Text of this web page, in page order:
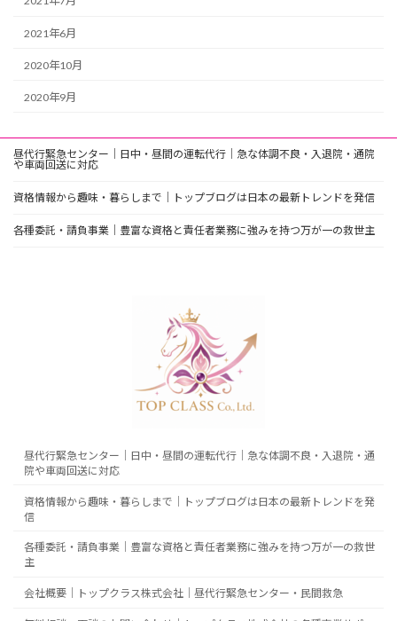
2021年6月
2020年10月
2020年9月
昼代行緊急センター｜日中・昼間の運転代行｜急な体調不良・入退院・通院
や車両回送に対応
資格情報から趣味・暮らしまで｜トップブログは日本の最新トレンドを発信
各種委託・請負事業｜豊富な資格と責任者業務に強みを持つ万が一の救世主
昼代行緊急センター｜日中・昼間の運転代行｜急な体調不良・入退院・通
院や車両回送に対応
資格情報から趣味・暮らしまで｜トップブログは日本の最新トレンドを発
信
各種委託・請負事業｜豊富な資格と責任者業務に強みを持つ万が一の救世
主
会社概要｜トップクラス株式会社｜昼代行緊急センター・民間救急